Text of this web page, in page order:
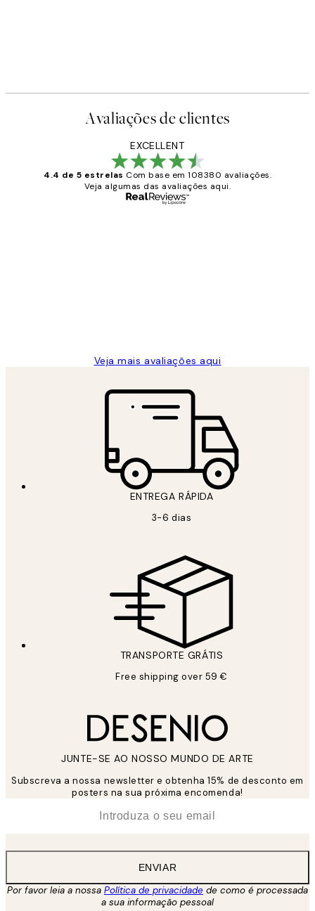
Avaliações de clientes
EXCELLENT
4.4 de 5 estrelas Com base em 108380 avaliações.
Veja algumas das avaliações aqui.
Veja mais avaliações aqui
ENTREGA RÁPIDA
3-6 dias
TRANSPORTE GRÁTIS
Free shipping over 59 €
JUNTE-SE AO NOSSO MUNDO DE ARTE
Subscreva a nossa newsletter e obtenha 15% de desconto em
posters na sua próxima encomenda!
ENVIAR
Por favor leia a nossa Política de privacidade de como é processada
a sua informação pessoal